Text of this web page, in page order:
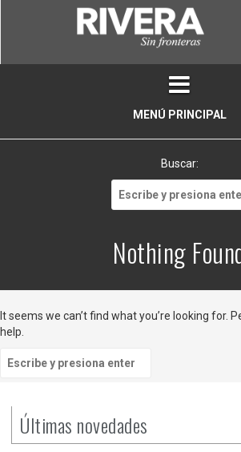
MENÚ PRINCIPAL
Buscar:
Nothing
It seems we can’t find what you’re looking for.
help.
Últimas novedades